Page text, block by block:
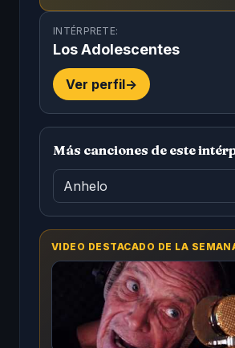
INTÉRPRETE:
Los Adolescentes
Ver perfil->
Más canciones de este
Anhelo
VIDEO DESTACADO DE LA